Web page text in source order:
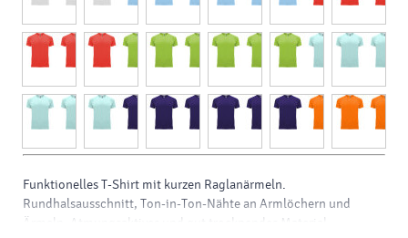
Funktionelles T-Shirt mit kurzen Raglanärmeln.
Rundhalsausschnitt, Ton-in-Ton-Nähte an Armlöchern und
Ärmeln. Atmungsaktives und gut trocknendes Material.